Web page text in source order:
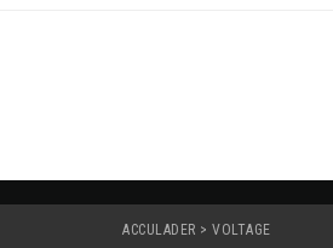
ACCULADER > VOLTAGE